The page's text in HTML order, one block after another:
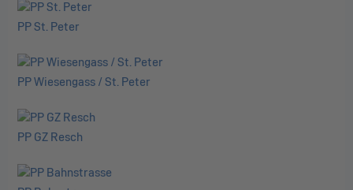
PP St. Peter
PP Wiesengass / St. Peter
PP GZ Resch